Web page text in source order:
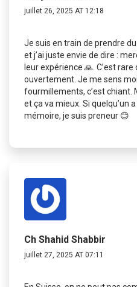
juillet 26, 2025 AT 12:18
Je suis en train de prendre
et j’ai juste envie de dire :
leur expérience 🙏. C’est rare
ouvertement. Je me sens
fourmillements, c’est chiant.
et ça va mieux. Si quelqu’un
mémoire, je suis preneur 😊
Ch Shahid Shabbir
juillet 27, 2025 AT 07:11